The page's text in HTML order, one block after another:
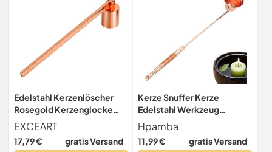
Edelstahl Kerzenlöscher
Rosegold Kerzenglocke
Flammenlöscher
Kerzenabdeckung
Feuerlöscher Candle
EXCEART
17,79 € gratis Versand
Kerze Snuffer Kerze
Edelstahl Werkzeug
Zubehör Kerzenlöscher mit
Griff Kerzenlöscher aus
Edelstahl Docht Löscher
Hpamba
11,99 € gratis Versand